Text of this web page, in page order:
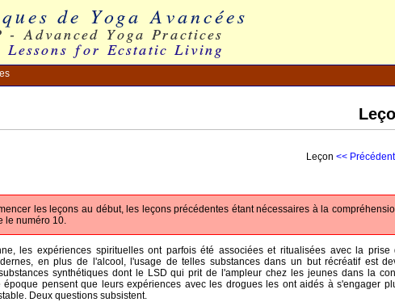
Leçon <<
les leçons au début, les leçons précédentes étant nécessaires à la
le numéro 10.
les expériences spirituelles ont parfois été associées et ritualisées avec la prise
en plus de l'alcool, l'usage de telles substances dans un but récréatif est
synthétiques dont le LSD qui prit de l'ampleur chez les jeunes dans la
pensent que leurs expériences avec les drogues les ont aidés à s'engager
Deux questions subsistent.